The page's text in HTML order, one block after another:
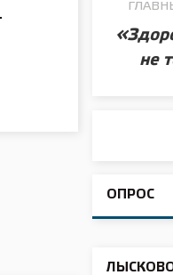
не
ОПРОС